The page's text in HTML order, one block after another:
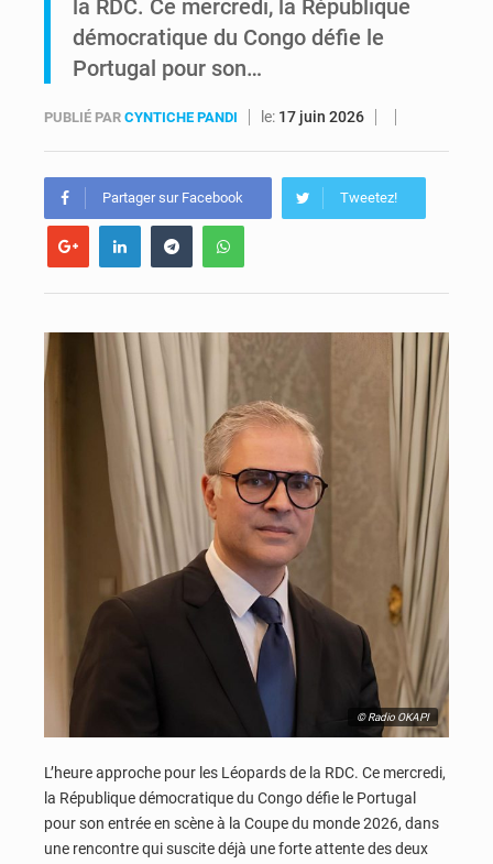
la RDC. Ce mercredi, la République
démocratique du Congo défie le
Portugal pour son…
PUBLIÉ PAR CYNTICHE PANDI le: 17 juin 2026
Partager sur Facebook Tweetez!
© Radio OKAPI
L’heure approche pour les Léopards de la RDC. Ce mercredi,
la République démocratique du Congo défie le Portugal
pour son entrée en scène à la Coupe du monde 2026, dans
une rencontre qui suscite déjà une forte attente des deux